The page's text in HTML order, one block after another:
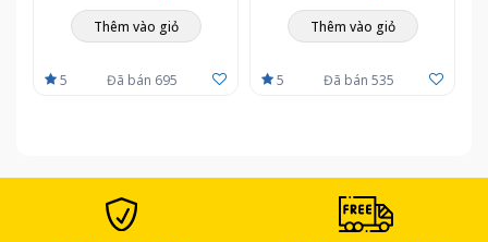
Thêm vào giỏ
5 Đã bán 695
Thêm vào giỏ
5 Đã bán 535